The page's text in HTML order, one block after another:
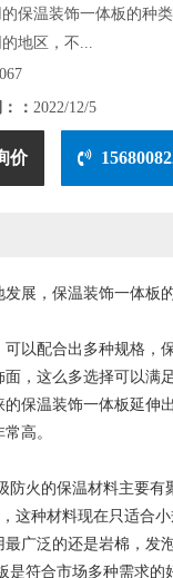
保温装饰一体板的种
地区，不...
： 2022/12/5
价
展，保温装饰一体板
以配合出多种规格，
，这么多选择可以满
保温装饰一体板延伸
高。
火的保温材料主要有
这种材料现在只适合
广泛的还是岩棉，发
符合市场多种需求的